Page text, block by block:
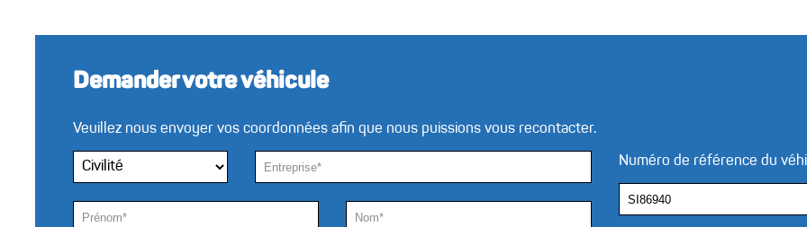
Demander votre véhicule
Veuillez nous envoyer vos coordonnées afin que nous puissions vous recontacter.
Numéro de référence du